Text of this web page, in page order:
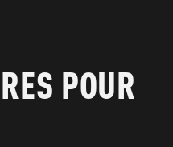
POUR